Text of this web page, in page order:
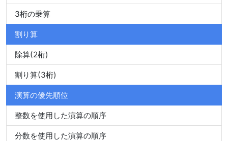
3桁の乗算
割り算
除算(2桁)
割り算(3桁)
演算の優先順位
整数を使用した演算の順序
分数を使用した演算の順序